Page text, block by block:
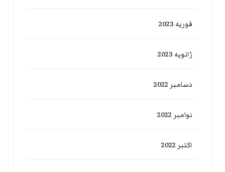
فوریه 2023
ژانویه 2023
دسامبر 2022
نوامبر 2022
اکتبر 2022